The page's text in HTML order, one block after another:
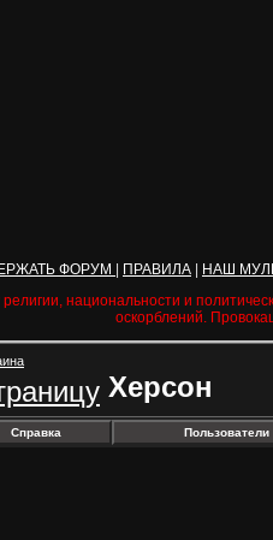
ФОРУМ ПРАВИЛА
НАШ
национальности и
оскорблений.
Херсон
Справка Пользователи